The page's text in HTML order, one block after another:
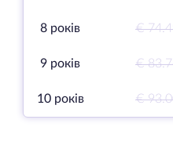
8 років €
9 років €
10 років €